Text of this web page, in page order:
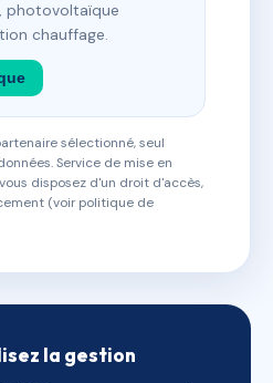
photovoltaïque
chauffage.
sélectionné, seul
Service de mise en
disposez d'un droit d'accès,
(voir politique de
la gestion